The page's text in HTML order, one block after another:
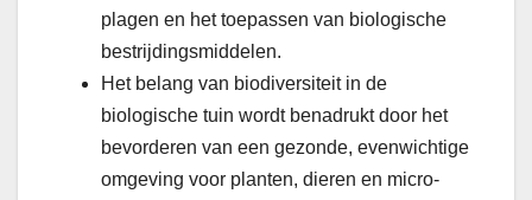
plagen en het toepassen van biologische
bestrijdingsmiddelen.
Het belang van biodiversiteit in de
biologische tuin wordt benadrukt door het
bevorderen van een gezonde, evenwichtige
omgeving voor planten, dieren en micro-